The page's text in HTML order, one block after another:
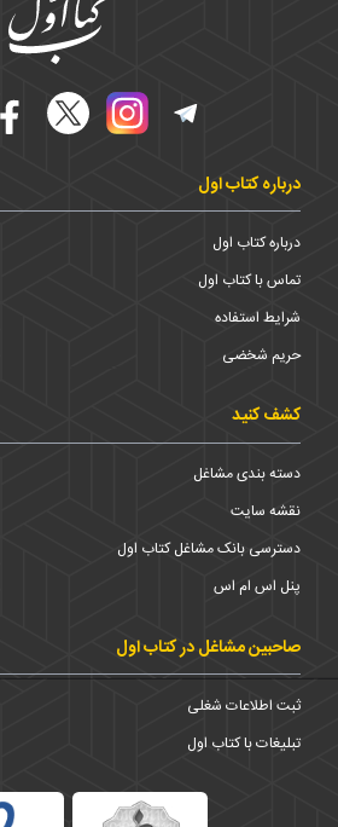
درباره کتاب اول
درباره کتاب اول
تماس با کتاب اول
شرایط استفاده
حریم شخضی
کشف کنید
دسته بندی مشاغل
نقشه سایت
دسترسی بانک مشاغل کتاب اول
پنل اس ام اس
صاحبین مشاغل در کتاب اول
ثبت اطلاعات شغلی
تبلیغات با کتاب اول